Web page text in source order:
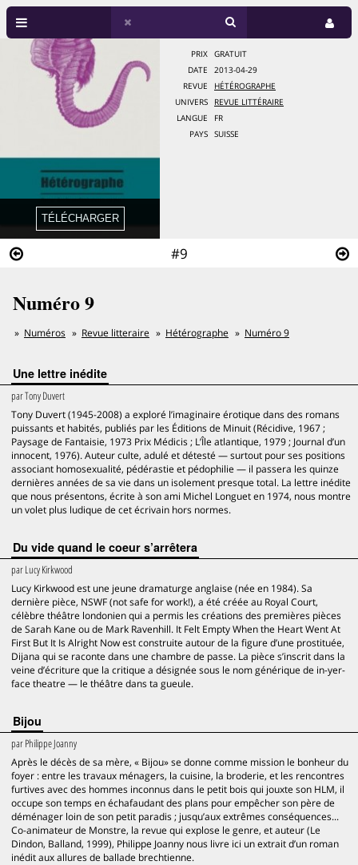
#9
PRIX
GRATUIT
DATE
2013-04-29
REVUE
HÉTÉROGRAPHE
UNIVERS
REVUE LITTÉRAIRE
LANGUE
FR
PAYS
SUISSE
Numéro 9
Numéros Revue litteraire Hétérographe Numéro 9
Une lettre inédite
parTony Duvert
Tony Duvert (1945-2008) a exploré l’imaginaire érotique dans des romans
puissants et habités, publiés par les Éditions de Minuit (Récidive, 1967 ;
Paysage de Fantaisie, 1973 Prix Médicis ; L’Île atlantique, 1979 ; Journal d’un
innocent, 1976). Auteur culte, adulé et détesté — surtout pour ses positions
associant homosexualité, pédérastie et pédophilie — il passera les quinze
dernières années de sa vie dans un isolement presque total. La lettre inédite
que nous présentons, écrite à son ami Michel Longuet en 1974, nous montre
un volet plus ludique de cet écrivain hors normes.
Du vide quand le coeur s’arrêtera
parLucy Kirkwood
Lucy Kirkwood est une jeune dramaturge anglaise (née en 1984). Sa
dernière pièce, NSWF (not safe for work!), a été créée au Royal Court,
célèbre théâtre londonien qui a permis les créations des premières pièces
de Sarah Kane ou de Mark Ravenhill. It Felt Empty When the Heart Went At
First But It Is Alright Now est construite autour de la figure d’une prostituée,
Dijana qui se raconte dans une chambre de passe. La pièce s’inscrit dans la
veine d’écriture que la critique a désignée sous le nom générique de in-yer-
face theatre — le théâtre dans ta gueule.
Bijou
parPhilippe Joanny
Après le décès de sa mère, « Bijou» se donne comme mission le bonheur du
foyer : entre les travaux ménagers, la cuisine, la broderie, et les rencontres
furtives avec des hommes inconnus dans le petit bois qui jouxte son HLM, il
occupe son temps en échafaudant des plans pour empêcher son père de
déménager loin de son petit paradis ; jusqu’aux extrêmes conséquences...
Co-animateur de Monstre, la revue qui explose le genre, et auteur (Le
Dindon, Balland, 1999), Philippe Joanny nous livre ici un extrait d’un roman
inédit aux allures de ballade brechtienne.